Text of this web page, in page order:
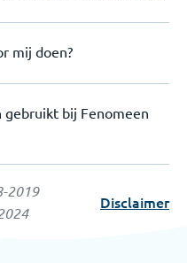
mij doen?
bij Fenomeen
2019
Disclaimer